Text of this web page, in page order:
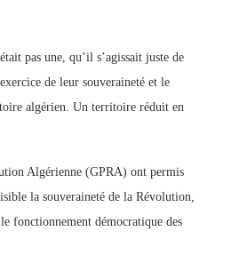
pas une, qu’il s’agissait juste de
de leur souveraineté et le
algérien. Un territoire réduit en
Algérienne (GPRA) ont permis
la souveraineté de la Révolution,
fonctionnement démocratique des